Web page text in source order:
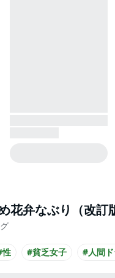
花弁なぶり（改訂
性 #貧乏女子 #人間